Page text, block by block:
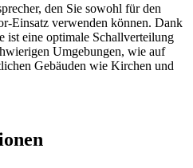
den Sie sowohl für den
Einsatz verwenden können. Dank
ist eine optimale Schallverteilung
Umgebungen, wie auf
Gebäuden wie Kirchen und